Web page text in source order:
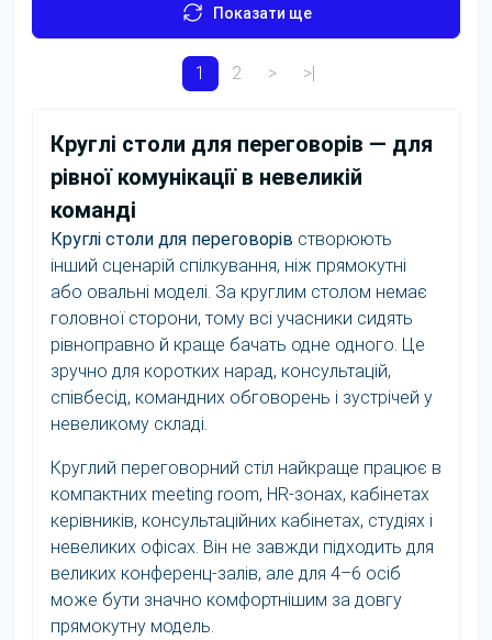
Показати ще
1 2 > >|
Круглі столи для переговорів — для
рівної комунікації в невеликій
команді
Круглі столи для переговорів створюють
інший сценарій спілкування, ніж прямокутні
або овальні моделі. За круглим столом немає
головної сторони, тому всі учасники сидять
рівноправно й краще бачать одне одного. Це
зручно для коротких нарад, консультацій,
співбесід, командних обговорень і зустрічей у
невеликому складі.
Круглий переговорний стіл найкраще працює в
компактних meeting room, HR-зонах, кабінетах
керівників, консультаційних кабінетах, студіях і
невеликих офісах. Він не завжди підходить для
великих конференц-залів, але для 4–6 осіб
може бути значно комфортнішим за довгу
прямокутну модель.